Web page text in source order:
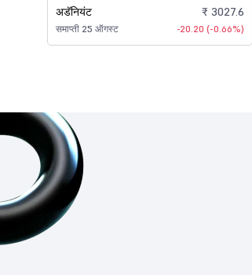
अडॅनियंट
समाप्ती 25 ऑगस्ट
₹ 3027.6
-20.20 (-0.66%)